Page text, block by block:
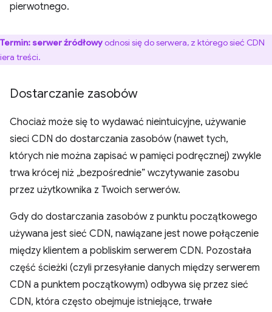
pierwotnego.
Termin: serwer źródłowyodnosi się do serwera, z którego sieć CDN
treści.
Dostarczanie zasobów
Chociaż może się to wydawać nieintuicyjne, używanie
sieci CDN do dostarczania zasobów (nawet tych,
których nie można zapisać w pamięci podręcznej) zwykle
trwa krócej niż „bezpośrednie” wczytywanie zasobu
przez użytkownika z Twoich serwerów.
Gdy do dostarczania zasobów z punktu początkowego
używana jest sieć CDN, nawiązane jest nowe połączenie
między klientem a pobliskim serwerem CDN. Pozostała
część ścieżki (czyli przesyłanie danych między serwerem
CDN a punktem początkowym) odbywa się przez sieć
CDN, która często obejmuje istniejące, trwałe